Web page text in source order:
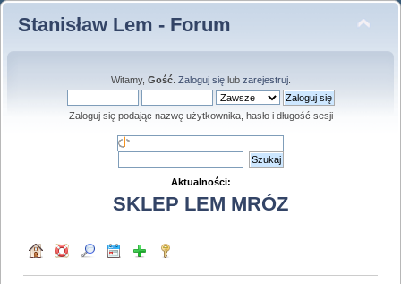
Stanisław Lem - Forum
Witamy, Gość. Zaloguj sięlub zarejestruj.
Zaloguj się podając nazwę użytkownika, hasło i długość sesji
Aktualności:
SKLEP LEM MRÓZ